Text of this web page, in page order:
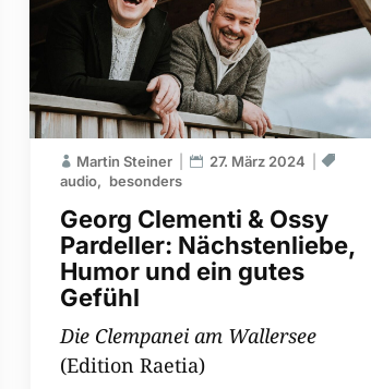
Georg Clementi & Ossy
Pardeller: Nächstenliebe,
Humor und ein gutes
Gefühl
Martin Steiner
27. März 2024
audio
besonders
Die Clempanei am Wallersee
(Edition Raetia)